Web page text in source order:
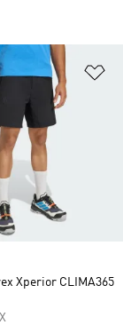
přání
Xperior CLIMA365